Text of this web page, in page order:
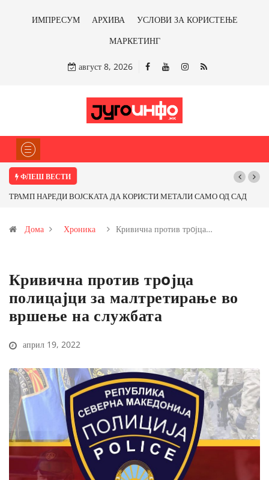
ИМПРЕСУМ АРХИВА
УСЛОВИ ЗА КОРИСТЕЊЕ
МАРКЕТИНГ
август 8, 2026
ФЛЕШ ВЕСТИ
НАРЕДИ ВОЈСКАТА ДА КОРИСТИ МЕТАЛИ САМО ОД САД
и со антимонот?
Дома Хроника Кривична против трoјца…
Кривична против трoјца
полицајци за малтретирање во
вршење на службата
април 19, 2022